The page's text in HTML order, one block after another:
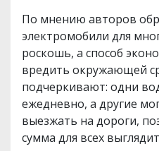
По мнению авторов
электромобили для
роскошь, а способ
вредить окружающей
подчеркивают: одни
ежедневно, а другие
выезжать на дороги,
сумма для всех